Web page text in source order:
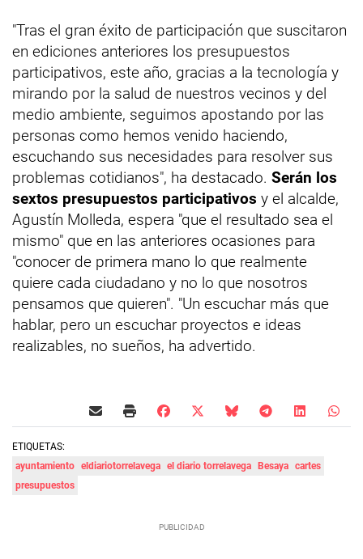
"Tras el gran éxito de participación que suscitaron
en ediciones anteriores los presupuestos
participativos, este año, gracias a la tecnología y
mirando por la salud de nuestros vecinos y del
medio ambiente, seguimos apostando por las
personas como hemos venido haciendo,
escuchando sus necesidades para resolver sus
problemas cotidianos", ha destacado. Serán los
sextos presupuestos participativos y el alcalde,
Agustín Molleda, espera "que el resultado sea el
mismo" que en las anteriores ocasiones para
"conocer de primera mano lo que realmente
quiere cada ciudadano y no lo que nosotros
pensamos que quieren". "Un escuchar más que
hablar, pero un escuchar proyectos e ideas
realizables, no sueños, ha advertido.
ETIQUETAS:
ayuntamiento eldiariotorrelavega el diario torrelavega Besaya cartes
presupuestos